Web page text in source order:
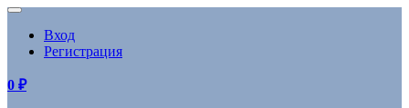
Вход
Регистрация
0 ₽